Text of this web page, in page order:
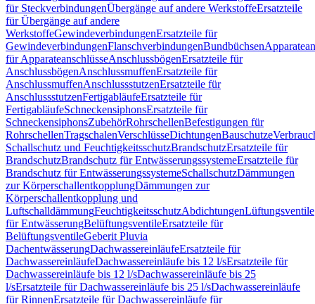
für SteckverbindungenÜbergänge auf andere WerkstoffeErsatzteile
für Übergänge auf andere
WerkstoffeGewindeverbindungenErsatzteile für
GewindeverbindungenFlanschverbindungenBundbüchsen
für ApparateanschlüsseAnschlussbögenErsatzteile für
AnschlussbögenAnschlussmuffenErsatzteile für
AnschlussmuffenAnschlussstutzenErsatzteile für
AnschlussstutzenFertigabläufeErsatzteile für
FertigabläufeSchneckensiphonsErsatzteile für
SchneckensiphonsZubehörRohrschellenBefestigungen für
RohrschellenTragschalenVerschlüsseDichtungenBauschutze
Schallschutz und FeuchtigkeitsschutzBrandschutzErsatzteile für
BrandschutzBrandschutz für EntwässerungssystemeErsatzteile für
Brandschutz für EntwässerungssystemeSchallschutzDämmungen
zur KörperschallentkopplungDämmungen zur
Körperschallentkopplung und
LuftschalldämmungFeuchtigkeitsschutzAbdichtungenLüftungsventile
für EntwässerungBelüftungsventileErsatzteile für
BelüftungsventileGeberit Pluvia
DachentwässerungDachwassereinläufeErsatzteile für
DachwassereinläufeDachwassereinläufe bis 12 l/sErsatzteile für
Dachwassereinläufe bis 12 l/sDachwassereinläufe bis 25
l/sErsatzteile für Dachwassereinläufe bis 25 l/sDachwassereinläufe
für RinnenErsatzteile für Dachwassereinläufe für